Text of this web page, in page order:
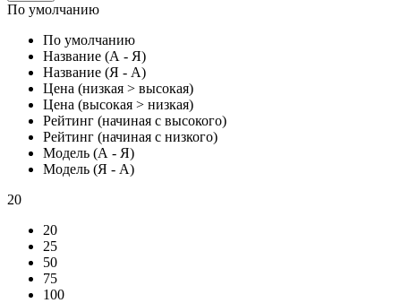
По умолчанию
По умолчанию
Название (А - Я)
Название (Я - А)
Цена (низкая > высокая)
Цена (высокая > низкая)
Рейтинг (начиная с высокого)
Рейтинг (начиная с низкого)
Модель (А - Я)
Модель (Я - А)
20
20
25
50
75
100